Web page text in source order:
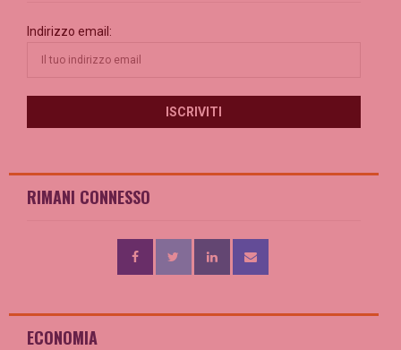
Indirizzo email:
RIMANI CONNESSO
ECONOMIA